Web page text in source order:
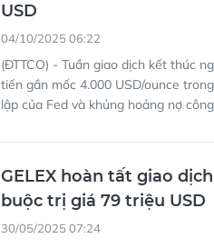
USD
04/10/2025 06:22
(ĐTTCO) - Tuần giao dịch kết thúc
tiến gần mốc 4.000 USD/ounce
lập của Fed và khủng hoảng nợ
GELEX hoàn tất giao
buộc trị giá 79 triệu USD
30/05/2025 07:24